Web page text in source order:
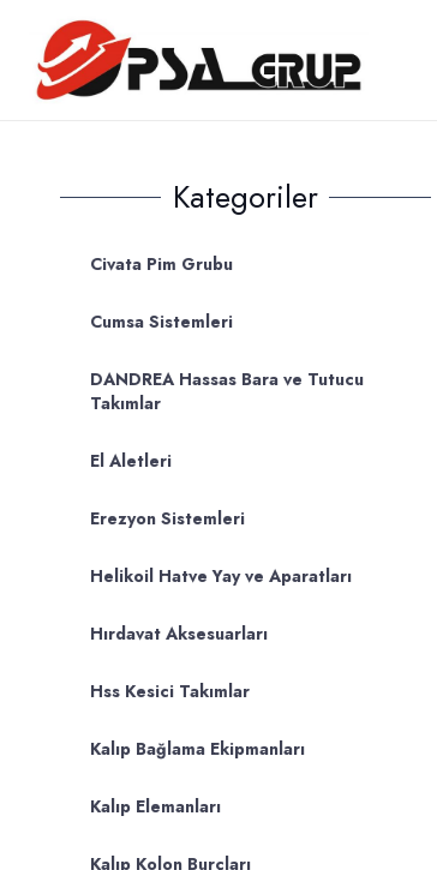
Kategoriler
Civata Pim Grubu
Cumsa Sistemleri
DANDREA Hassas Bara ve Tutucu
Takımlar
El Aletleri
Erezyon Sistemleri
Helikoil Hatve Yay ve Aparatları
Hırdavat Aksesuarları
Hss Kesici Takımlar
Kalıp Bağlama Ekipmanları
Kalıp Elemanları
Kalıp Kolon Burçları